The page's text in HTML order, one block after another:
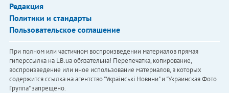
Редакция
Политики и стандарты
Пользовательское соглашение
При полном или частичном воспроизведении материалов прямая
гиперссылка на LB.ua обязательна! Перепечатка, копирование,
воспроизведение или иное использование материалов, в которых
содержится ссылка на агентство "Українськi Новини" и "Украинская Фото
Группа" запрещено.